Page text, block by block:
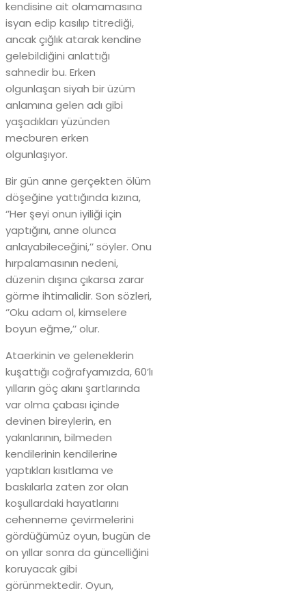
kendisine ait olamamasına
isyan edip kasılıp titrediği,
ancak çığlık atarak kendine
gelebildiğini anlattığı
sahnedir bu. Erken
olgunlaşan siyah bir üzüm
anlamına gelen adı gibi
yaşadıkları yüzünden
mecburen erken
olgunlaşıyor.
Bir gün anne gerçekten ölüm
döşeğine yattığında kızına,
‘’Her şeyi onun iyiliği için
yaptığını, anne olunca
anlayabileceğini,’’ söyler. Onu
hırpalamasının nedeni,
düzenin dışına çıkarsa zarar
görme ihtimalidir. Son sözleri,
‘’Oku adam ol, kimselere
boyun eğme,’’ olur.
Ataerkinin ve geleneklerin
kuşattığı coğrafyamızda, 60’lı
yılların göç akını şartlarında
var olma çabası içinde
devinen bireylerin, en
yakınlarının, bilmeden
kendilerinin kendilerine
yaptıkları kısıtlama ve
baskılarla zaten zor olan
koşullardaki hayatlarını
cehenneme çevirmelerini
gördüğümüz oyun, bugün de
on yıllar sonra da güncelliğini
koruyacak gibi
görünmektedir. Oyun,